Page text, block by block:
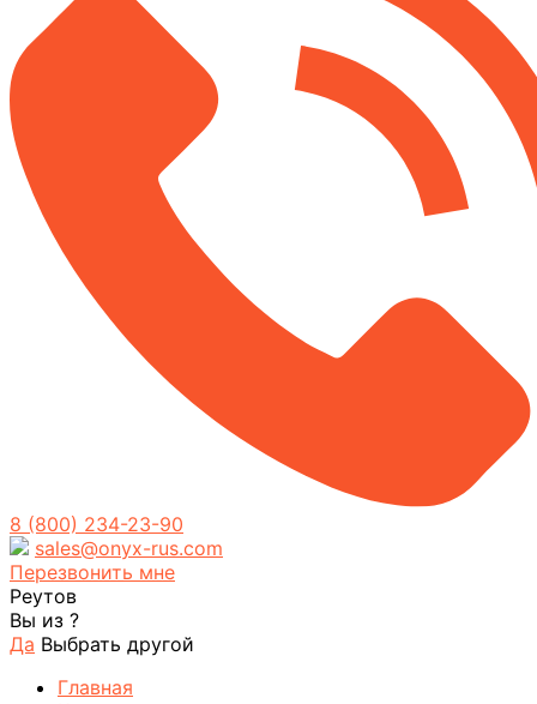
8 (800) 234-23-90
sales@onyx-rus.com
Перезвонить мне
Реутов
Вы из ?
Да Выбрать другой
Главная